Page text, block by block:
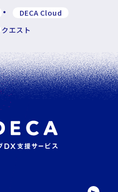
DECA Cloud
エスト